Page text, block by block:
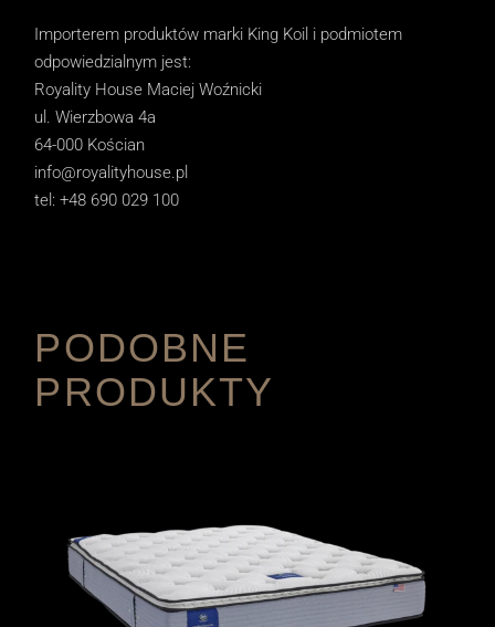
Importerem produktów marki King Koil i podmiotem
odpowiedzialnym jest:
Royality House Maciej Woźnicki
ul. Wierzbowa 4a
64-000 Kościan
info@royalityhouse.pl
tel: +48 690 029 100
PODOBNE
PRODUKTY